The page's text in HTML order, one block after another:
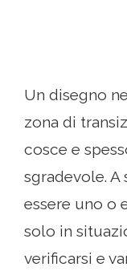
Un disegno
zona di
cosce e
sgradevole. A
essere uno o
solo in
verificarsi e